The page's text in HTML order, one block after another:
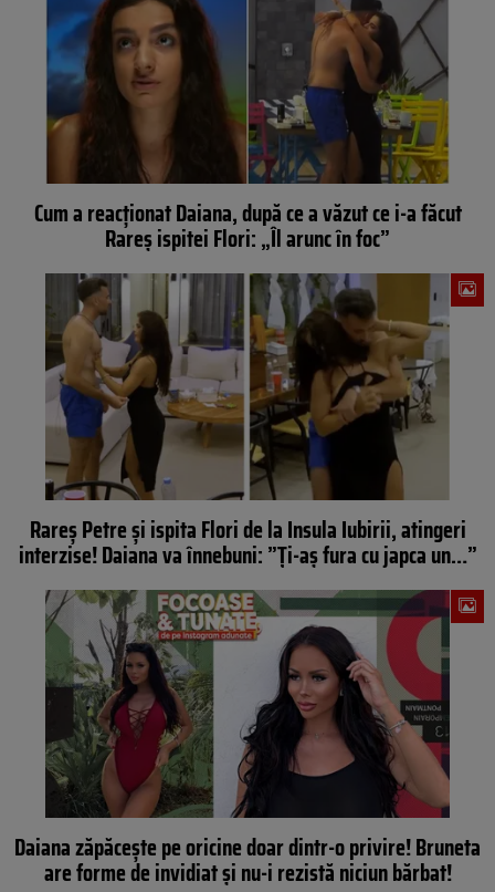
Cum a reacţionat Daiana, după ce a văzut ce i-a făcut
Rareş ispitei Flori: „Îl arunc în foc”
Rareș Petre și ispita Flori de la Insula Iubirii, atingeri
interzise! Daiana va înnebuni: ”Ți-aș fura cu japca un…”
Daiana zăpăcește pe oricine doar dintr-o privire! Bruneta
are forme de invidiat și nu-i rezistă niciun bărbat!